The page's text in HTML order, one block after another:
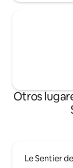
Otros
Le Sentier